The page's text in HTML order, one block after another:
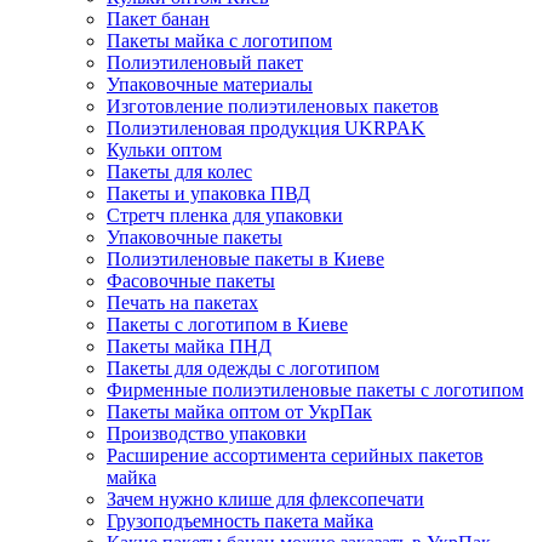
Пакет банан
Пакеты майка с логотипом
Полиэтиленовый пакет
Упаковочные материалы
Изготовление полиэтиленовых пакетов
Полиэтиленовая продукция UKRPAK
Кульки оптом
Пакеты для колес
Пакеты и упаковка ПВД
Стретч пленка для упаковки
Упаковочные пакеты
Полиэтиленовые пакеты в Киеве
Фасовочные пакеты
Печать на пакетах
Пакеты с логотипом в Киеве
Пакеты майка ПНД
Пакеты для одежды с логотипом
Фирменные полиэтиленовые пакеты с логотипом
Пакеты майка оптом от УкрПак
Производство упаковки
Расширение ассортимента серийных пакетов
майка
Зачем нужно клише для флексопечати
Грузоподъемность пакета майка